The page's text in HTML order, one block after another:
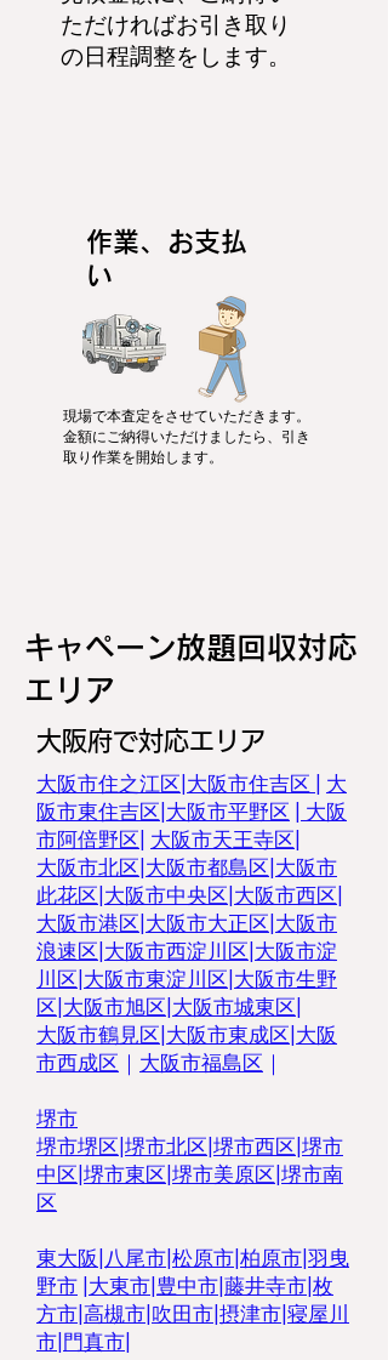
ただければお引き取り
の日程調整をします。
作業、お支払
い
現場で本査定をさせていただきます。
金額にご納得いただけましたら、引き
取り作業を開始します。
​キャペーン放題回収対応
エリア
大阪府で対応エリア
大阪市住之江区| 大阪市住吉区 |
大
阪市東住吉区 大阪市平野区
大阪
市阿倍野区 大阪市天王寺区
大阪市北区 大阪市都島区 大阪市
此花区 大阪市中央区 大阪市西区
大阪市港区 大阪市大正区 大阪市
浪速区 大阪市西淀川区 大阪市淀
川区 大阪市東淀川区 大阪市生野
区 大阪市旭区 大阪市城東区
大阪市鶴見区 大阪市東成区 大阪
市西成区 ｜ 大阪市福島区 ｜
堺市
堺市堺区 堺市北区 堺市西区 堺市
中区 堺市東区| 堺市美原区 堺市南
区
東大阪 八尾市 松原市 柏原市 羽曳
野市 大東市 豊中市 藤井寺市 枚
方市 高槻市 吹田市 摂津市 寝屋川
市 門真市